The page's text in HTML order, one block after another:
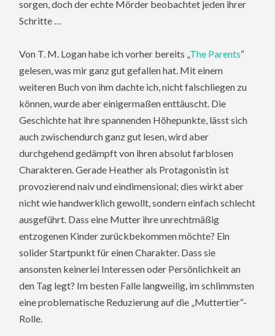
sorgen, doch der echte Mörder beobachtet jeden ihrer
Schritte …
Von T. M. Logan habe ich vorher bereits „The Parents“
gelesen, was mir ganz gut gefallen hat. Mit einem
weiteren Buch von ihm dachte ich, nicht falschliegen zu
können, wurde aber einigermaßen enttäuscht. Die
Geschichte hat ihre spannenden Höhepunkte, lässt sich
auch zwischendurch ganz gut lesen, wird aber
durchgehend gedämpft von ihren absolut farblosen
Charakteren. Gerade Heather als Protagonistin ist
provozierend naiv und eindimensional; dies wirkt aber
nicht wie handwerklich gewollt, sondern einfach schlecht
ausgeführt. Dass eine Mutter ihre unrechtmäßig
entzogenen Kinder zurückbekommen möchte? Ein
solider Startpunkt für einen Charakter. Dass sie
ansonsten keinerlei Interessen oder Persönlichkeit an
den Tag legt? Im besten Falle langweilig, im schlimmsten
eine problematische Reduzierung auf die „Muttertier“-
Rolle.